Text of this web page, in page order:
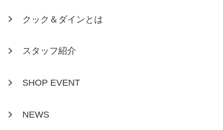
クック＆ダインとは
スタッフ紹介
SHOP EVENT
NEWS